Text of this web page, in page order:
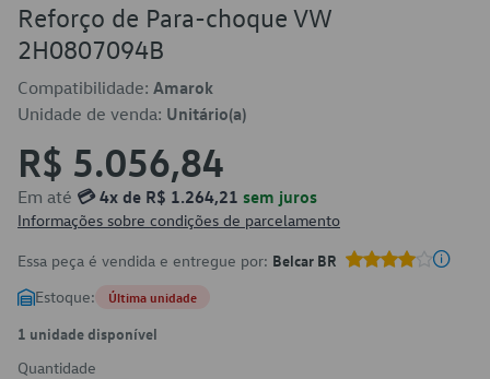
Reforço de Para-choque VW
2H0807094B
Compatibilidade: Amarok
Unidade de venda: Unitário(a)
R$ 5.056,84
Em até 💳 4x de R$ 1.264,21 sem juros
Informações sobre condições de parcelamento
Essa peça é vendida e entregue por: Belcar BR
Estoque: Última unidade
1 unidade disponível
Quantidade